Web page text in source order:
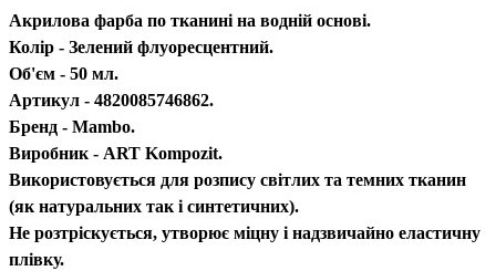
Акрилова фарба по тканині на водній основі.
Колір - Зелений флуоресцентний.
Об'єм - 50 мл.
Артикул - 4820085746862.
Бренд - Mambo.
Виробник - ART Kompozit.
Використовується для розпису світлих та темних тканин
(як натуральних так і синтетичних).
Не розтріскується, утворює міцну і надзвичайно еластичну
плівку.